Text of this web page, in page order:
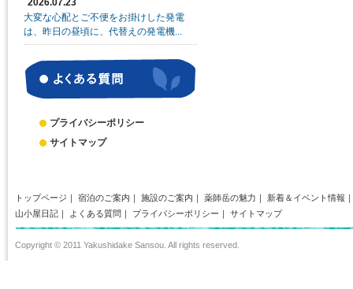
2026.07.23
大変な心配とご不便をお掛けした発電
は、昨日の昼頃に、代替えの発電機...
プライバシーポリシー
サイトマップ
トップページ ｜ 宿泊のご案内 ｜ 施設のご案内 ｜ 薬師岳の魅力 ｜ 新着＆イベント情報 ｜
山小屋日記 ｜ よくある質問 ｜ プライバシーポリシー ｜ サイトマップ
Copyright © 2011 Yakushidake Sansou. All rights reserved.